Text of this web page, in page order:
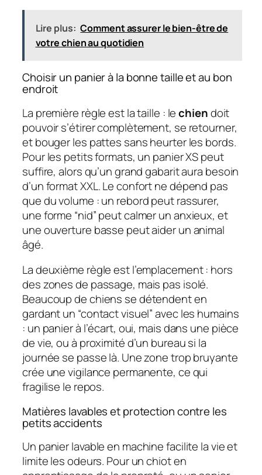
Lire plus: Comment assurer le bien-être de
votre chien au quotidien
Choisir un panier à la bonne taille et au bon
endroit
La première règle est la taille : lechiendoit
pouvoir s’étirer complètement, se retourner,
et bouger les pattes sans heurter les bords.
Pour les petits formats, un panier XS peut
suffire, alors qu’un grand gabarit aura besoin
d’un format XXL. Le confort ne dépend pas
que du volume : un rebord peut rassurer,
une forme “nid” peut calmer un anxieux, et
une ouverture basse peut aider un animal
âgé.
La deuxième règle est l’emplacement : hors
des zones de passage, mais pas isolé.
Beaucoup de chiens se détendent en
gardant un “contact visuel” avec les humains
: un panier à l’écart, oui, mais dans une pièce
de vie, ou à proximité d’un bureau si la
journée se passe là. Une zone trop bruyante
crée une vigilance permanente, ce qui
fragilise le repos.
Matières lavables et protection contre les
petits accidents
Un panier lavable en machine facilite la vie et
limite les odeurs. Pour un chiot en